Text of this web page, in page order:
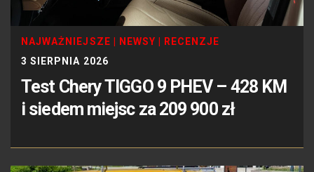
NAJWAŻNIEJSZE NEWSY
RECENZJE
3 SIERPNIA 2026
Test Chery TIGGO 9 PHEV – 428 KM
i siedem miejsc za 209 900 zł